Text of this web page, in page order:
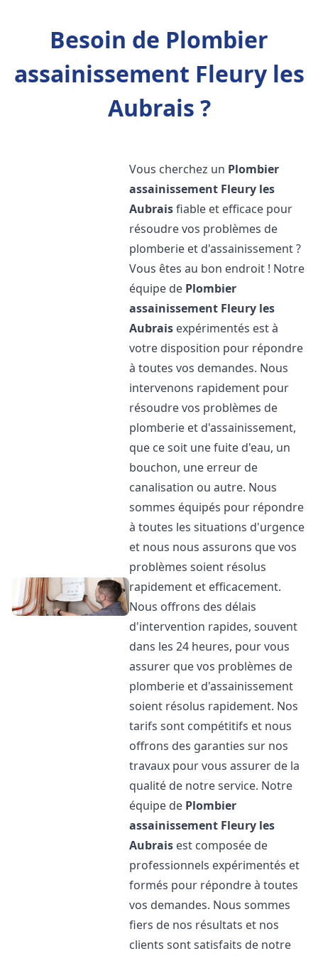
Besoin de Plombier
assainissement Fleury les
Aubrais ?
Vous cherchez un Plombier
assainissement Fleury les
Aubraisfiable et efficace pour
résoudre vos problèmes de
plomberie et d'assainissement ?
Vous êtes au bon endroit ! Notre
équipe de Plombier
assainissement Fleury les
Aubrais expérimentés est à
votre disposition pour répondre
à toutes vos demandes. Nous
intervenons rapidement pour
résoudre vos problèmes de
plomberie et d'assainissement,
que ce soit une fuite d'eau, un
bouchon, une erreur de
canalisation ou autre. Nous
sommes équipés pour répondre
à toutes les situations d'urgence
et nous nous assurons que vos
problèmes soient résolus
rapidement et efficacement.
Nous offrons des délais
d'intervention rapides, souvent
dans les 24 heures, pour vous
assurer que vos problèmes de
plomberie et d'assainissement
soient résolus rapidement. Nos
tarifs sont compétitifs et nous
offrons des garanties sur nos
travaux pour vous assurer de la
qualité de notre service. Notre
équipe de Plombier
assainissement Fleury les
Aubrais est composée de
professionnels expérimentés et
formés pour répondre à toutes
vos demandes. Nous sommes
fiers de nos résultats et nos
clients sont satisfaits de notre